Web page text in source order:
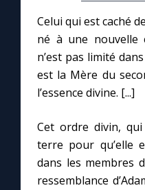
L'Évangile chaque jour
Les premiers samedis
Marie qui défait les
Me consacrer à Jésus
Celui qui est caché
né à une nouvelle
n’est pas limité
est la Mère du
l’essence divine. [...]
Cet ordre divin,
terre pour qu’elle
dans les membres
ressemblance